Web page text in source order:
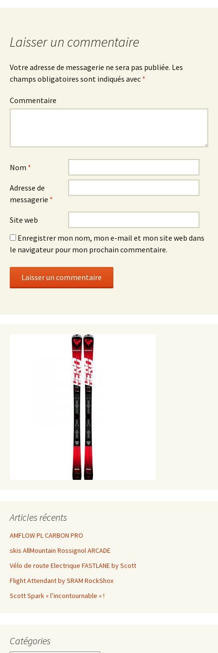
des
articles
Laisser un commentaire
Votre adresse de messagerie ne sera pas publiée. Les
champs obligatoires sont indiqués avec *
Commentaire
Nom *
Adresse de
messagerie *
Site web
Enregistrer mon nom, mon e-mail et mon site web dans
le navigateur pour mon prochain commentaire.
Articles récents
AMFLOW PL CARBON PRO
skis AllMountain Rossignol ARCADE
Vélo de route Electrique FASTLANE by Scott
Flight Attendant by SRAM RockShox
Scott Spark « l’incontournable » !
Catégories